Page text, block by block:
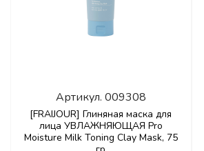
Артикул. 009308
[FRAIJOUR] Глиняная маска для
лица УВЛАЖНЯЮЩАЯ Pro
Moisture Milk Toning Clay Mask, 75